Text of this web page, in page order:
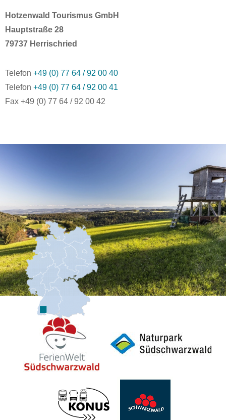
Hotzenwald Tourismus GmbH
Hauptstraße 28
79737 Herrischried
Telefon +49 (0) 77 64 / 92 00 40
Telefon +49 (0) 77 64 / 92 00 41
Fax +49 (0) 77 64 / 92 00 42